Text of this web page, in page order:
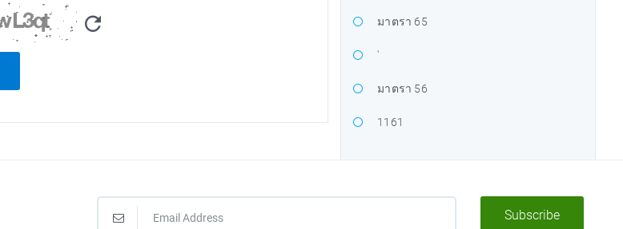
มาตรา 65
'
มาตรา 56
1161
Subscribe